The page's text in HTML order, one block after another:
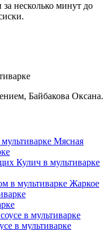
несколько минут до
Байбакова Оксана.
Мясная
Кулич в мультиварке
Жаркое
в мультиварке